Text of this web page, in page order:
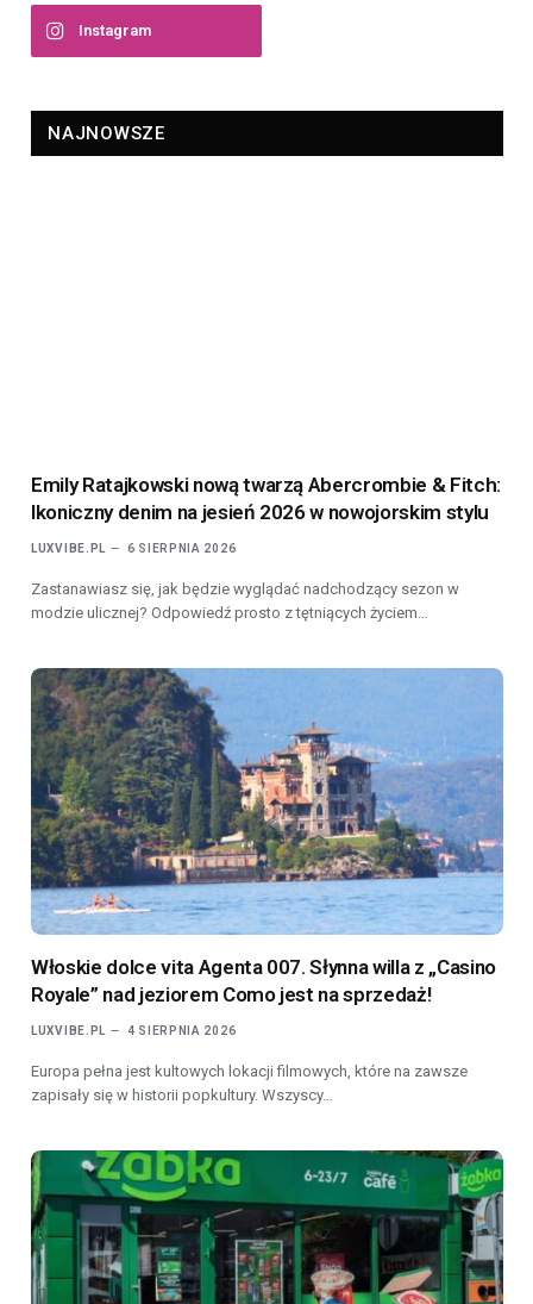
Instagram
NAJNOWSZE
Emily Ratajkowski nową twarzą Abercrombie & Fitch:
Ikoniczny denim na jesień 2026 w nowojorskim stylu
LUXVIBE.PL 6 SIERPNIA 2026
Zastanawiasz się, jak będzie wyglądać nadchodzący sezon w
modzie ulicznej? Odpowiedź prosto z tętniących życiem…
Włoskie dolce vita Agenta 007. Słynna willa z „Casino
Royale” nad jeziorem Como jest na sprzedaż!
LUXVIBE.PL 4 SIERPNIA 2026
Europa pełna jest kultowych lokacji filmowych, które na zawsze
zapisały się w historii popkultury. Wszyscy…